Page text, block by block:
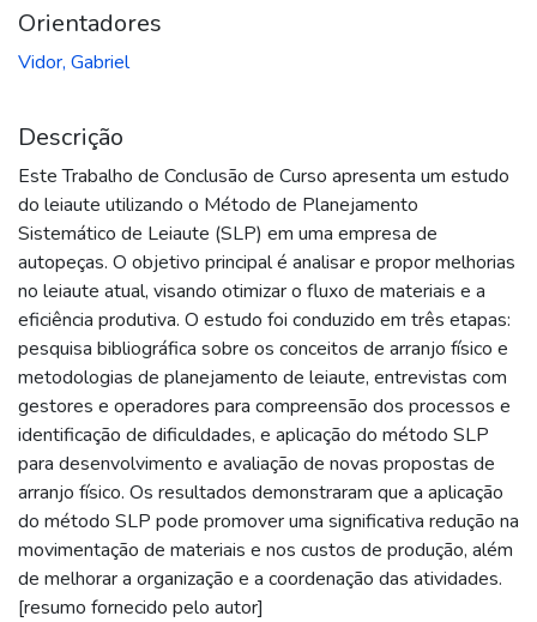
Orientadores
Vidor, Gabriel
Descrição
Este Trabalho de Conclusão de Curso apresenta um estudo
do leiaute utilizando o Método de Planejamento
Sistemático de Leiaute (SLP) em uma empresa de
autopeças. O objetivo principal é analisar e propor melhorias
no leiaute atual, visando otimizar o fluxo de materiais e a
eficiência produtiva. O estudo foi conduzido em três etapas:
pesquisa bibliográfica sobre os conceitos de arranjo físico e
metodologias de planejamento de leiaute, entrevistas com
gestores e operadores para compreensão dos processos e
identificação de dificuldades, e aplicação do método SLP
para desenvolvimento e avaliação de novas propostas de
arranjo físico. Os resultados demonstraram que a aplicação
do método SLP pode promover uma significativa redução na
movimentação de materiais e nos custos de produção, além
de melhorar a organização e a coordenação das atividades.
[resumo fornecido pelo autor]